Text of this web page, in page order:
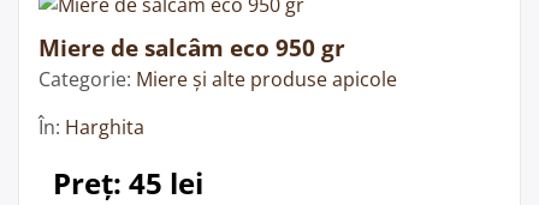
Miere de salcâm eco 950 gr
Categorie: Miere și alte produse apicole
În: Harghita
Preț: 45 lei